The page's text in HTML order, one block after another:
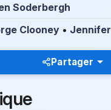
Soderbergh
Clooney •
Partager